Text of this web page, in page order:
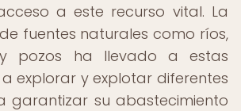
a este recurso vital. La
fuentes naturales como ríos,
y pozos ha llevado a estas
explorar y explotar diferentes
garantizar su abastecimiento